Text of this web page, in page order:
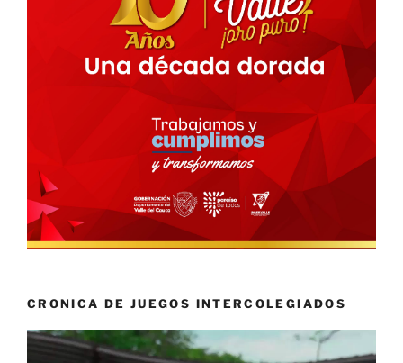
CRONICA DE JUEGOS INTERCOLEGIADOS
Reproductor